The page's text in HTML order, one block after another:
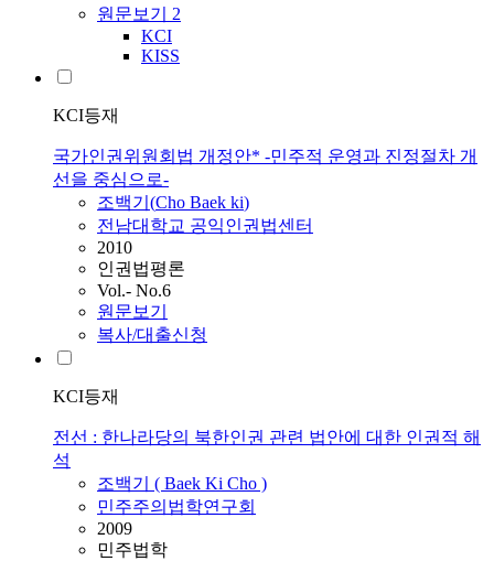
원문보기 2
KCI
KISS
KCI등재
국가인권위원회법 개정안* -민주적 운영과 진정절차 개
선을 중심으로-
조백기 (Cho Baek ki)
전남대학교 공익인권법센터
2010
인권법평론
Vol.- No.6
원문보기
복사/대출신청
KCI등재
전선 : 한나라당의 북한인권 관련 법안에 대한 인권적 해
석
조백기
( Baek Ki Cho )
민주주의법학연구회
2009
민주법학